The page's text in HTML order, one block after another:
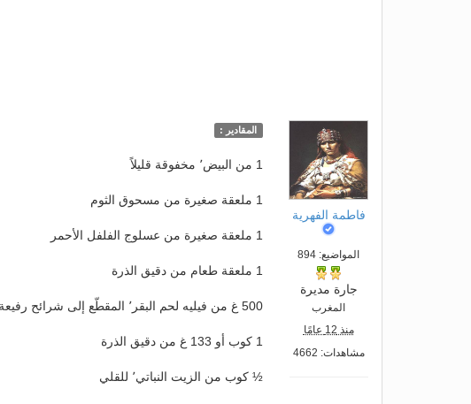
فاطمة الفهرية
المواضيع: 894
جارة مديرة
المغرب
منذ 12 عامًا
مشاهدات: 4662
المقادير :
1 من البيض٬ مخفوقة قليلاً
1 ملعقة صغيرة من مسحوق الثوم
1 ملعقة صغيرة من عسلوج الفلفل الأحمر
1 ملعقة طعام من دقيق الذرة
500 غ من فيليه لحم البقر٬ المقطّع إلى شرائح رفيعة (5 ملم)
1 كوب أو 133 غ من دقيق الذرة
½ كوب من الزيت النباتي٬ للقلي